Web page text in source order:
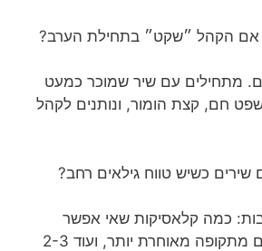
אם הקהל ״שקט״ בתחילת הערב?
מתחילים עם שיר שמוכר כמעט
חם, קצת הומור, ונותנים לקהל
שירים כשיש טווח גילאים רחב?
כמה קלאסיקות שאי אפשר
לפספס, כמה שירים מתקופה מאוחרת יותר, ועוד 2-3